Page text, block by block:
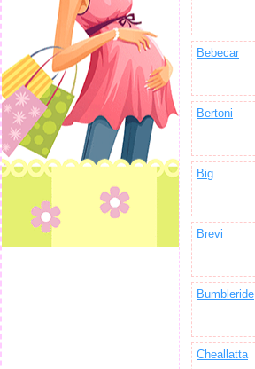
Bebecar
Bertoni
Big
Brevi
Bumbleride
Cheallatta